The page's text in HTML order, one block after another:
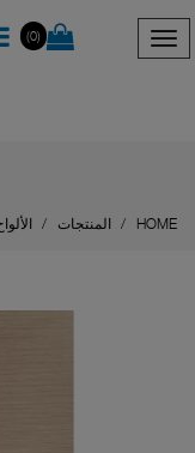
(0)
HOME المنتجات